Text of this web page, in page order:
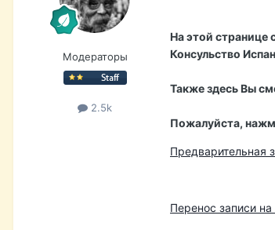
Модераторы
2.5k
На этой странице
Консульство
Также здесь Вы
Пожалуйста,
Предварительная
Перенос записи